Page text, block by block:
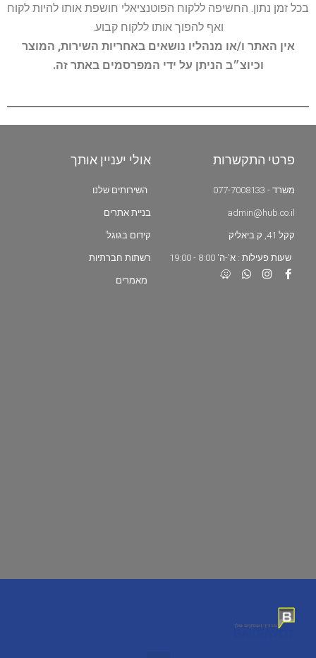
בכל זמן נתון. החשיפה ללקוח הפוטנציאלי חושפת אותו להיות לקוח
ואף להפוך אותו ללקוח קבוע.
אין האתר ו/או מנהליו נושאים באחריות השירות, המוצר
וכיוצ״ב הניתן על ידי המפרסמים באתר זה.
פרטי התקשרות
משרד - 077-7008133
admin@hub.co.il
קקל 41, ק.ביאליק
שעות פעילות : א'-ה' 8:00 - 19:00
אולי יעניין אותך
השירותים שלנו
בניית אתרים
קידום בגוגל
רשתות חברתיות
מאמרים